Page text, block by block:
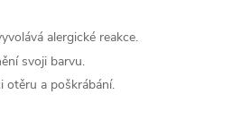
alergické reakce.
svoji barvu.
otěru a poškrábání.